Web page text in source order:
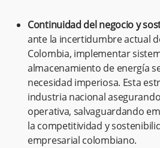
Continuidad del negocio y
ante la incertidumbre actual
Colombia, implementar
almacenamiento de energía
necesidad imperiosa. Esta
industria nacional
operativa, salvaguardando
la competitividad y
empresarial colombiano.